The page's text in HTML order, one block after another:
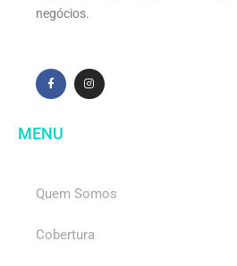
negócios.
MENU
Quem Somos
Cobertura